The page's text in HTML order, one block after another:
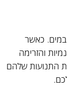
במים. כאשר
והזרימה
התנועות שלהם